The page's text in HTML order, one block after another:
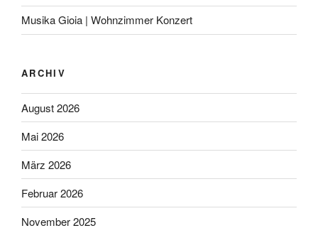
Musika Gioia | Wohnzimmer Konzert
ARCHIV
August 2026
Mai 2026
März 2026
Februar 2026
November 2025